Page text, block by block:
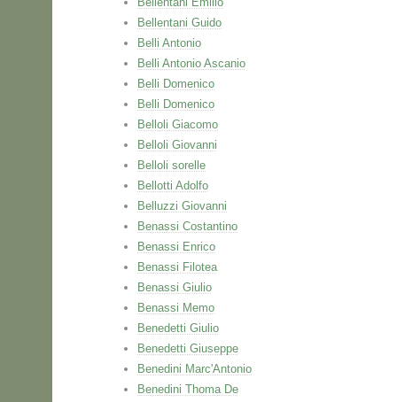
Bellentani Guido
Belli Antonio
Belli Antonio Ascanio
Belli Domenico
Belli Domenico
Belloli Giacomo
Belloli Giovanni
Belloli sorelle
Bellotti Adolfo
Belluzzi Giovanni
Benassi Costantino
Benassi Enrico
Benassi Filotea
Benassi Giulio
Benassi Memo
Benedetti Giulio
Benedetti Giuseppe
Benedini Marc'Antonio
Benedini Thoma De